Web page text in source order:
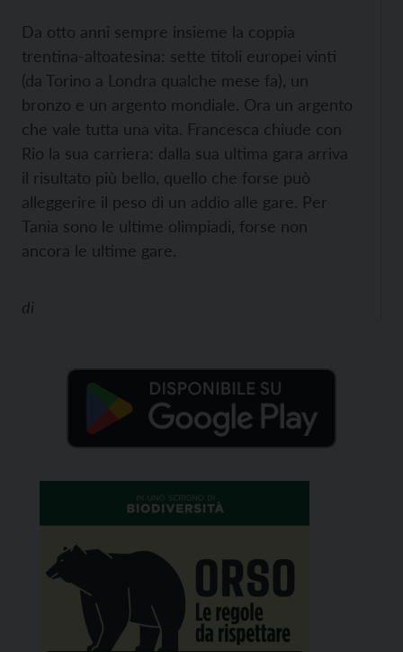
Da otto anni sempre insieme la coppia
trentina-altoatesina: sette titoli europei vinti
(da Torino a Londra qualche mese fa), un
bronzo e un argento mondiale. Ora un argento
che vale tutta una vita. Francesca chiude con
Rio la sua carriera: dalla sua ultima gara arriva
il risultato più bello, quello che forse può
alleggerire il peso di un addio alle gare. Per
Tania sono le ultime olimpiadi, forse non
ancora le ultime gare.
di